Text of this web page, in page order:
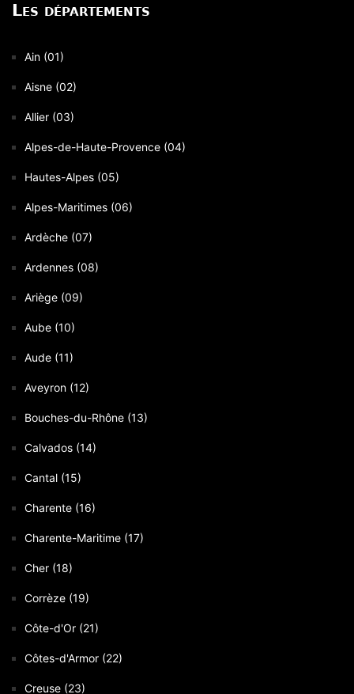
Les départements
Ain (01)
Aisne (02)
Allier (03)
Alpes-de-Haute-Provence (04)
Hautes-Alpes (05)
Alpes-Maritimes (06)
Ardèche (07)
Ardennes (08)
Ariège (09)
Aube (10)
Aude (11)
Aveyron (12)
Bouches-du-Rhône (13)
Calvados (14)
Cantal (15)
Charente (16)
Charente-Maritime (17)
Cher (18)
Corrèze (19)
Côte-d'Or (21)
Côtes-d'Armor (22)
Creuse (23)